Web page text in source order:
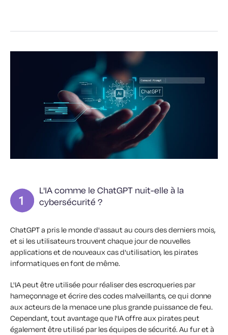
L'IA comme le ChatGPT nuit-elle à la
cybersécurité ?
ChatGPT a pris le monde d'assaut au cours des derniers mois,
et si les utilisateurs trouvent chaque jour de nouvelles
applications et de nouveaux cas d'utilisation, les pirates
informatiques en font de même.
L'IA peut être utilisée pour réaliser des escroqueries par
hameçonnage et écrire des codes malveillants, ce qui donne
aux acteurs de la menace une plus grande puissance de feu.
Cependant, tout avantage que l'IA offre aux pirates peut
également être utilisé par les équipes de sécurité. Au fur et à